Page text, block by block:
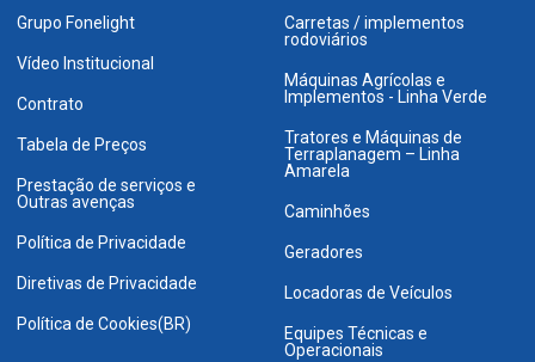
Grupo Fonelight
Vídeo Institucional
Contrato
Tabela de Preços
Prestação de serviços e
Outras avenças
Política de Privacidade
Diretivas de Privacidade
Política de Cookies(BR)
Carretas / implementos
rodoviários
Máquinas Agrícolas e
Implementos - Linha Verde
Tratores e Máquinas de
Terraplanagem – Linha
Amarela
Caminhões
Geradores
Locadoras de Veículos
Equipes Técnicas e
Operacionais